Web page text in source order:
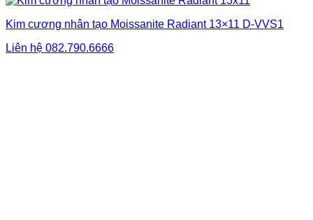
Kim cương nhân tạo Moissanite Radiant 13×11 D-VVS1
Liên hệ 082.790.6666